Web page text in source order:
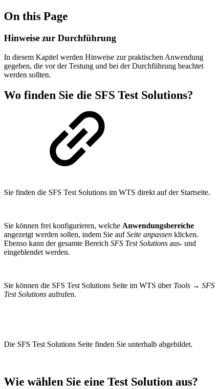
On this Page
Hinweise zur Durchführung
In diesem Kapitel werden Hinweise zur praktischen Anwendung
gegeben, die vor der Testung und bei der Durchführung beachtet
werden sollten.
Wo finden Sie die SFS Test Solutions?
Sie finden die SFS Test Solutions im WTS direkt auf der Startseite.
Sie können frei konfigurieren, welche Anwendungsbereiche
angezeigt werden sollen, indem Sie aufSeite anpassen klicken.
Ebenso kann der gesamte Bereich SFS Test Solutions aus- und
eingeblendet werden.
Sie können die SFS Test Solutions Seite im WTS über Tools → SFS
Test Solutions aufrufen.
Die SFS Test Solutions Seite finden Sie unterhalb abgebildet.
Wie wählen Sie eine Test Solution aus?